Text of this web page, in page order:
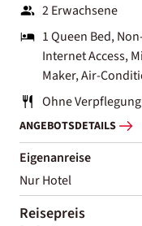
2 Erwachsene
1 Queen Bed,
Internet Access,
Maker, Air-
Ohne Verpflegung
ANGEBOTSDETAILS
Eigenanreise
Nur Hotel
Reisepreis